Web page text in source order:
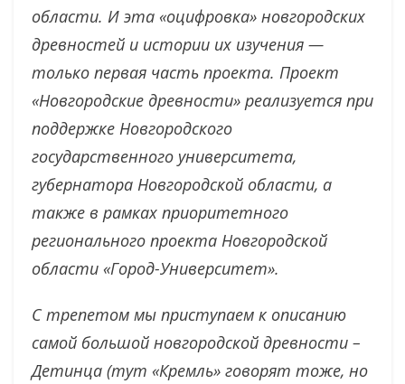
области. И эта «оцифровка» новгородских
древностей и истории их изучения —
только первая часть проекта. Проект
«Новгородские древности» реализуется при
поддержке Новгородского
государственного университета,
губернатора Новгородской области, а
также в рамках приоритетного
регионального проекта Новгородской
области «Город-Университет».
С трепетом мы приступаем к описанию
самой большой новгородской древности –
Детинца (тут «Кремль» говорят тоже, но